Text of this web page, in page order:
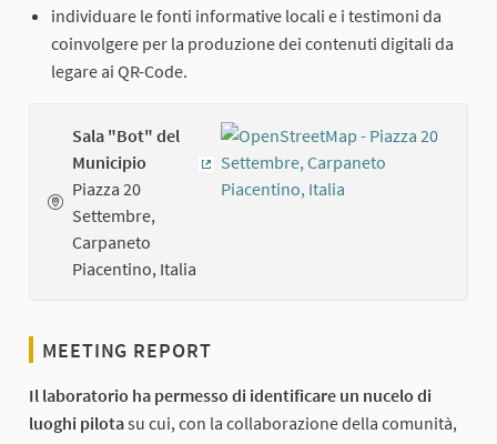
individuare le fonti informative locali e i testimoni da
coinvolgere per la produzione dei contenuti digitali da
legare ai QR-Code.
Sala "Bot" del
Municipio
Piazza 20
Settembre,
Carpaneto
Piacentino, Italia
(External link)
MEETING REPORT
Il laboratorio ha permesso di identificare un nucelo di
luoghi pilotasu cui, con la collaborazione della comunità,